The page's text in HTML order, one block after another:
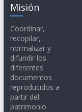
Misión
Coordinar,
recopilar,
normalizar y
difundir los
diferentes
documentos
reproducidos a
partir del
patrimonio